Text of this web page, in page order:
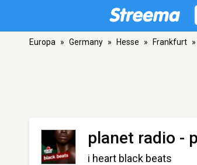
Europa » Germany » Hesse » Frankfurt »
planet radio -
i heart black beats